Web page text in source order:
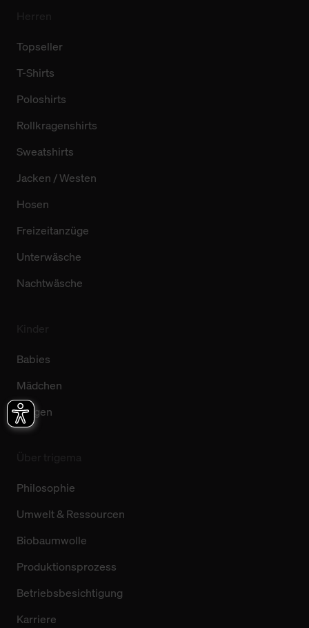
Topseller
T-Shirts
Poloshirts
Rollkragenshirts
Sweatshirts
Jacken / Westen
Hosen
Freizeitanzüge
Unterwäsche
Nachtwäsche
Babies
Mädchen
Jungen
Philosophie
Umwelt & Ressourcen
Biobaumwolle
Produktionsprozess
Betriebsbesichtigung
Karriere